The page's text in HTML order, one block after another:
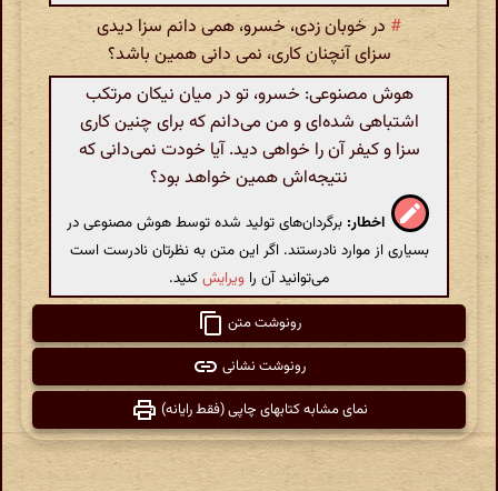
# در خوبان زدی، خسرو، همی دانم سزا دیدی
سزای آنچنان کاری، نمی دانی همین باشد؟
هوش مصنوعی: خسرو، تو در میان نیکان مرتکب
اشتباهی شده‌ای و من می‌دانم که برای چنین کاری
سزا و کیفر آن را خواهی دید. آیا خودت نمی‌دانی که
نتیجه‌اش همین خواهد بود؟
اخطار: برگردان‌های تولید شده توسط هوش مصنوعی در
بسیاری از موارد نادرستند. اگر این متن به نظرتان نادرست است
می‌توانید آن را ویرایشکنید.
رونوشت متن
رونوشت نشانی
نمای مشابه کتابهای چاپی (فقط رایانه)